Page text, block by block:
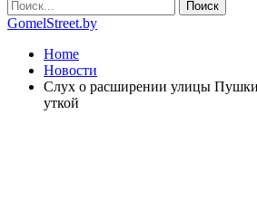
GomelStreet.by
Home
Новости
Слух о расширении улицы
уткой